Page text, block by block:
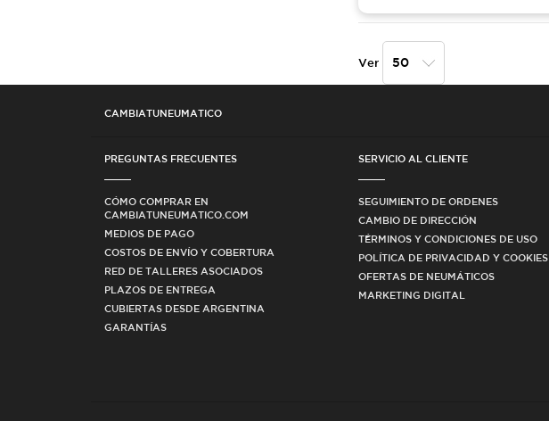
Ver
CAMBIATUNEUMATICO
PREGUNTAS FRECUENTES
CÓMO COMPRAR EN
CAMBIATUNEUMATICO.COM
MEDIOS DE PAGO
COSTOS DE ENVÍO Y COBERTURA
RED DE TALLERES ASOCIADOS
PLAZOS DE ENTREGA
CUBIERTAS DESDE ARGENTINA
GARANTÍAS
SERVICIO AL CLIENTE
SEGUIMIENTO DE ORDENES
CAMBIO DE DIRECCIÓN
TÉRMINOS Y CONDICIONES DE USO
POLÍTICA DE PRIVACIDAD Y COOKIES
OFERTAS DE NEUMÁTICOS
MARKETING DIGITAL